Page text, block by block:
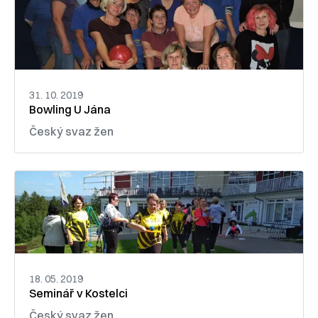
31. 10. 2019
Bowling U Jána
Český svaz žen
18. 05. 2019
Seminář v Kostelci
Český svaz žen